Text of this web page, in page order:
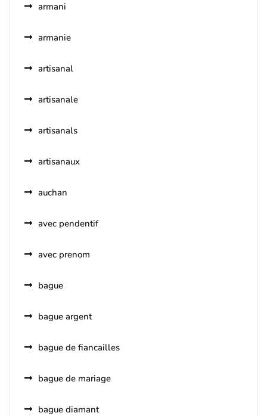
armani
armanie
artisanal
artisanale
artisanals
artisanaux
auchan
avec pendentif
avec prenom
bague
bague argent
bague de fiancailles
bague de mariage
bague diamant